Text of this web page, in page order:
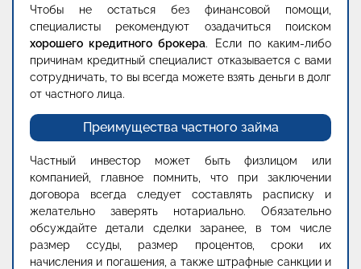
Чтобы не остаться без финансовой помощи,
специалисты рекомендуют озадачиться поиском
хорошего кредитного брокера. Если по каким-либо
причинам кредитный специалист отказывается с вами
сотрудничать, то вы всегда можете взять деньги в долг
от частного лица.
Преимущества частного займа
Частный инвестор может быть физлицом или
компанией, главное помнить, что при заключении
договора всегда следует составлять расписку и
желательно заверять нотариально. Обязательно
обсуждайте детали сделки заранее, в том числе
размер ссуды, размер процентов, сроки их
начисления и погашения, а также штрафные санкции и